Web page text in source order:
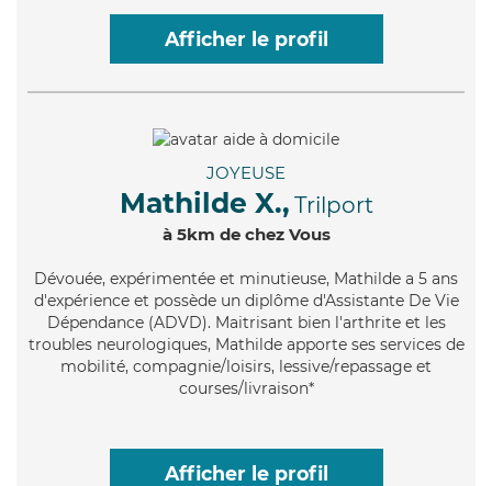
Afficher le profil
JOYEUSE
Mathilde X., Trilport
à 5km de chez Vous
Dévouée, expérimentée et minutieuse, Mathilde a 5 ans
d'expérience et possède un diplôme d'Assistante De Vie
Dépendance (ADVD). Maitrisant bien l'arthrite et les
troubles neurologiques, Mathilde apporte ses services de
mobilité, compagnie/loisirs, lessive/repassage et
courses/livraison*
Afficher le profil